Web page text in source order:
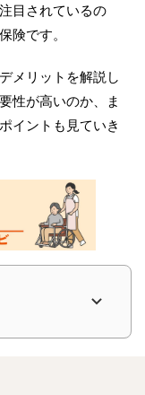
目されているの
険です。
メリットを解説し
性が高いのか、ま
イントも見ていき